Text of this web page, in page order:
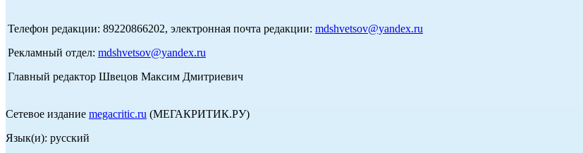
Телефон редакции: 89220866202, электронная почта редакции: mdshvetsov@yandex.ru
Рекламный отдел: mdshvetsov@yandex.ru
Главный редактор Швецов Максим Дмитриевич
Сетевое издание megacritic.ru (МЕГАКРИТИК.РУ)
Язык(и): русский